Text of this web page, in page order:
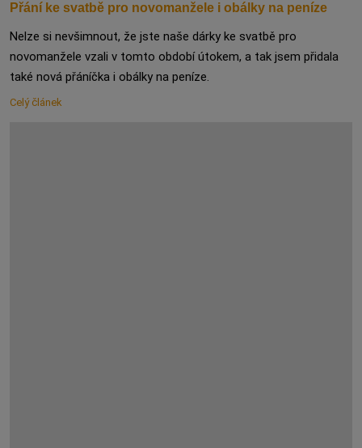
Přání ke svatbě pro novomanžele i obálky na peníze
Nelze si nevšimnout, že jste naše dárky ke svatbě pro
novomanžele vzali v tomto období útokem, a tak jsem přidala
také nová přáníčka i obálky na peníze.
Celý článek